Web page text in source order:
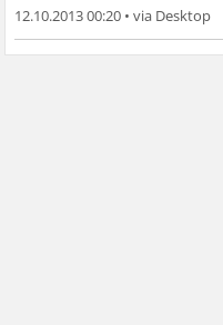
12.10.2013 00:20 •